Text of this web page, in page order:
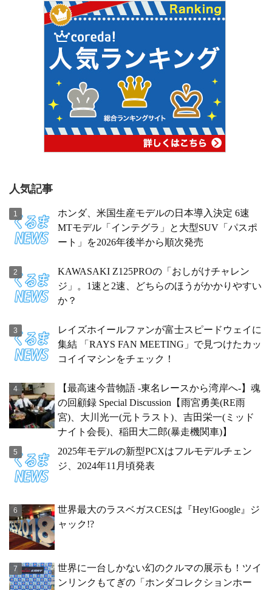
人気記事
ホンダ、米国生産モデルの日本導入決定 6速
MTモデル「インテグラ」と大型SUV「パスポ
ート」を2026年後半から順次発売
KAWASAKI Z125PROの「おしがけチャレン
ジ」。1速と2速、どちらのほうがかかりやすい
か？
レイズホイールファンが富士スピードウェイに
集結 「RAYS FAN MEETING」で見つけたカッ
コイイマシンをチェック！
【最高速今昔物語 -東名レースから湾岸へ-】魂
の回顧録 Special Discussion【雨宮勇美(RE雨
宮)、大川光一(元トラスト)、吉田栄一(ミッド
ナイト会長)、稲田大二郎(暴走機関車)】
2025年モデルの新型PCXはフルモデルチェン
ジ、2024年11月頃発表
世界最大のラスベガスCESは『Hey!Google』ジ
ャック!?
世界に一台しかない幻のクルマの展示も！ツイ
ンリンクもてぎの「ホンダコレクションホー